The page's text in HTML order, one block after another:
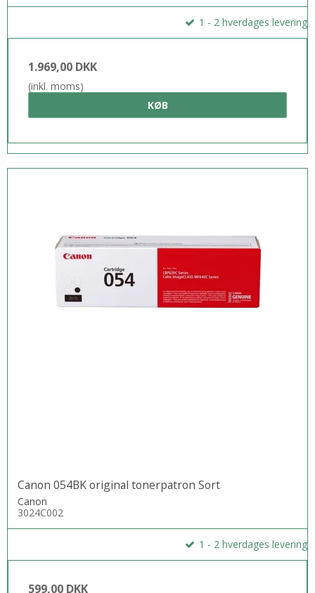
1 - 2 hverdages levering
1.969,00 DKK
(inkl. moms)
KØB
Canon 054BK original tonerpatron Sort
Canon
3024C002
1 - 2 hverdages levering
599,00 DKK